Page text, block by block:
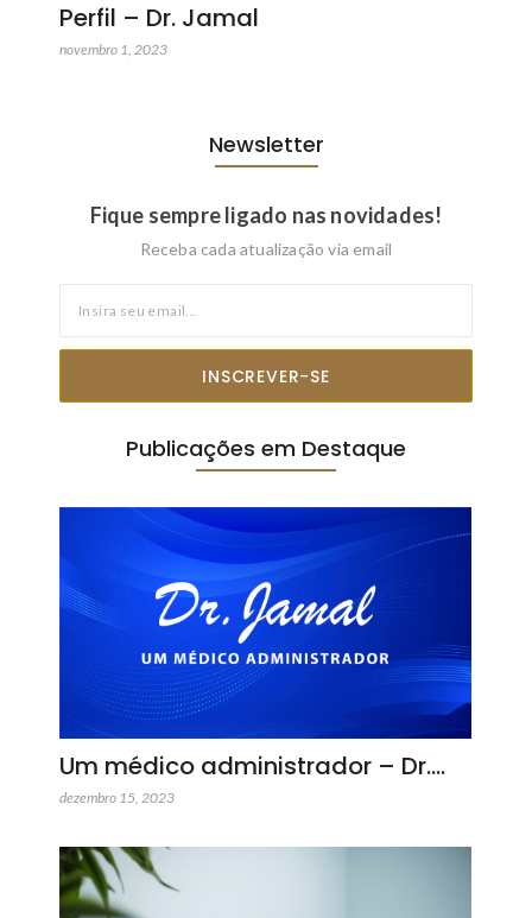
Perfil – Dr. Jamal
novembro 1, 2023
Newsletter
Fique sempre ligado nas novidades!
Receba cada atualização via email
INSCREVER-SE
Publicações em Destaque
Um médico administrador – Dr.…
dezembro 15, 2023